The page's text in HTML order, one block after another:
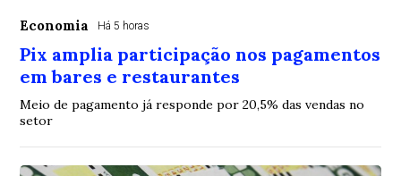
Economia Há 5 horas
Pix amplia participação nos pagamentos
em bares e restaurantes
Meio de pagamento já responde por 20,5% das vendas no
setor